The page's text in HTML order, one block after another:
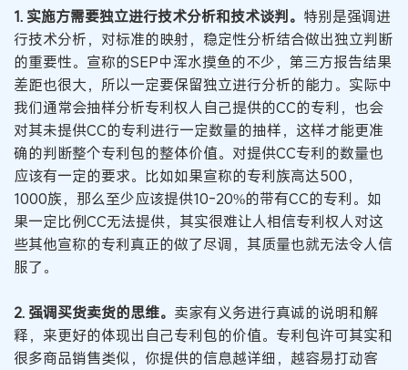
1. 实施方需要独立进行技术分析和技术谈判。 特别是强调进
行技术分析，对标准的映射，稳定性分析结合做出独立判断
的重要性。宣称的SEP中浑水摸鱼的不少，第三方报告结果
差距也很大，所以一定要保留独立进行分析的能力。实际中
我们通常会抽样分析专利权人自己提供的CC的专利，也会
对其未提供CC的专利进行一定数量的抽样，这样才能更准
确的判断整个专利包的整体价值。对提供CC专利的数量也
应该有一定的要求。比如如果宣称的专利族高达500，
1000族，那么至少应该提供10-20%的带有CC的专利。如
果一定比例CC无法提供，其实很难让人相信专利权人对这
些其他宣称的专利真正的做了尽调，其质量也就无法令人信
服了。
2. 强调买货卖货的思维。 卖家有义务进行真诚的说明和解
释，来更好的体现出自己专利包的价值。专利包许可其实和
很多商品销售类似，你提供的信息越详细，越容易打动客